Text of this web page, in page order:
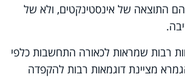
התוצאה של אינסטינקטים, ולא של
רבות שמראות לכאורה התחשבות כלפי
מציינת דוגמאות רבות להקפדה